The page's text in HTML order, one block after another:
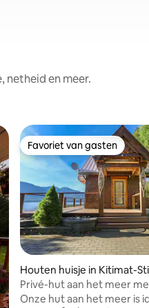
netheid en meer.
Favoriet van gasten
Favoriet van gasten
Houten huisje in Kitimat-
ne C (Part 1)
Privé-hut aan het meer
en buitensauna
Onze hut aan het meer is